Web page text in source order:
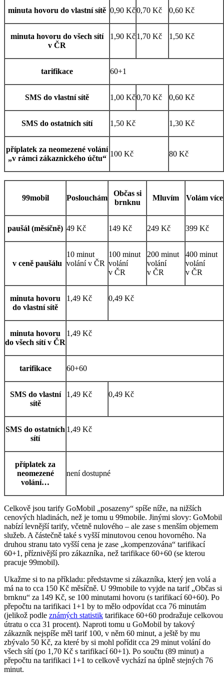
minuta hovoru do vlastní sítě 0,90 Kč0,70 Kč 0,60 Kč
minuta hovoru do všech sítí
v ČR
1,90 Kč1,70 Kč 1,50 Kč
tarifikace 60+1
SMS do vlastní sítě 1,00 Kč0,70 Kč 0,60 Kč
SMS do ostatních sítí 1,50 Kč 1,30 Kč
příplatek za neomezené volání
„v rámci zákaznického účtu“
100 Kč 80 Kč
99mobil Poslouchám
Občas si
brnknu
Mluvím Volám více
paušál (měsíčně) 49 Kč 149 Kč 249 Kč 399 Kč
v ceně paušálu
10 minut
volání v ČR
100 minut
volání
v ČR
200 minut
volání
v ČR
400 minut
volání
v ČR
minuta hovoru
do vlastní sítě
1,49 Kč 0,49 Kč
minuta hovoru
do všech sítí v ČR
1,49 Kč
tarifikace 60+60
SMS do vlastní
sítě
1,49 Kč 0,49 Kč
SMS do ostatních
sítí
1,49 Kč
příplatek za
neomezené
volání…
není dostupné
Celkově jsou tarify GoMobil „posazeny“ spíše níže, na nižších
cenových hladinách, než je tomu u 99mobile. Jinými slovy: GoMobil
nabízí levnější tarify, včetně nulového – ale zase s menším objemem
služeb. A částečně také s vyšší minutovou cenou hovorného. Na
druhou stranu tato vyšší cena je zase „kompenzována“ tarifikací
60+1, příznivější pro zákazníka‚ než tarifikace 60+60 (se kterou
pracuje 99mobil).
Ukažme si to na příkladu: představme si zákazníka, který jen volá a
má na to cca 150 Kč měsíčně. U 99mobile to vyjde na tarif „Občas si
brnknu“ za 149 Kč, se 100 minutami hovoru (s tarifikací 60+60). Po
přepočtu na tarifikaci 1+1 by to mělo odpovídat cca 76 minutám
(jelikož podle známých statistik tarifikace 60+60 prodražuje celkovou
útratu o cca 31 procent). Naproti tomu u GoMobil by takový
zákazník nejspíše měl tarif 100, v něm 60 minut, a ještě by mu
zbývalo 50 Kč, za které by si mohl pořídit cca 29 minut volání do
všech sítí (po 1,70 Kč s tarifikací 60+1). Po součtu (89 minut) a
přepočtu na tarifikaci 1+1 to celkově vychází na úplně stejných 76
minut.